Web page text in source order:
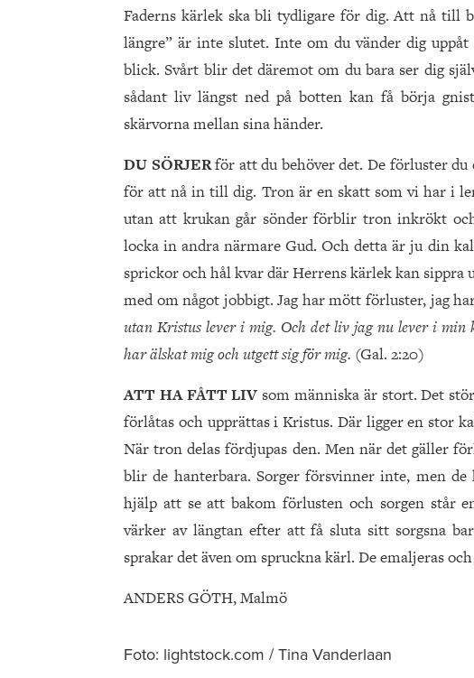
Faderns kärlek ska bli tydligare för dig. Att nå till
längre” är inte slutet. Inte om du vänder dig
blick. Svårt blir det däremot om du bara ser dig
sådant liv längst ned på botten kan få börja
skärvorna mellan sina händer.
DU SÖRJERför att du behöver det. De förluster du
för att nå in till dig. Tron är en skatt som vi har i
utan att krukan går sönder förblir tron inkrökt
locka in andra närmare Gud. Och detta är ju din
sprickor och hål kvar där Herrens kärlek kan sippra
med om något jobbigt. Jag har mött förluster, jag
utan Kristus lever i mig. Och det liv jag nu lever i min
har älskat mig och utgett sig för mig. (Gal. 2:20)
ATT HA FÅTT LIV som människa är stort. Det
förlåtas och upprättas i Kristus. Där ligger en stor
När tron delas fördjupas den. Men när det gäller
blir de hanterbara. Sorger försvinner inte, men
hjälp att se att bakom förlusten och sorgen står
värker av längtan efter att få sluta sitt sorgsna
sprakar det även om spruckna kärl. De emaljeras
ANDERS GÖTH, Malmö
Foto: lightstock.com / Tina Vanderlaan